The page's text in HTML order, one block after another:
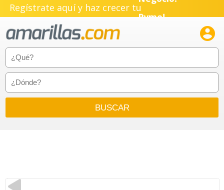
Regístrate aquí y haz crecer tuNegocio!
Emprendimiento!
